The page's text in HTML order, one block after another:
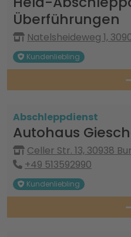
Überführungen
Natelsheideweg 1,
Kundenliebling
Abschleppdienst
Autohaus
Celler Str. 13, 30938
+49 513592990
Kundenliebling